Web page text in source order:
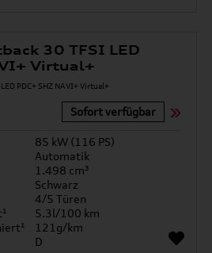
30 TFSI LED
Virtual+
Sofort verfügbar
85 kW (116 PS)
Automatik
1.498 cm³
Schwarz
4/5 Türen
5.3l/100 km
121g/km
D